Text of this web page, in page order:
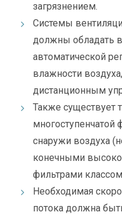
загрязнением.
Системы
должны обладать
автоматической
влажности
дистанционным
Также существует
многоступенчатой
снаружи воздуха
конечными
фильтрами
Необходимая
потока должна